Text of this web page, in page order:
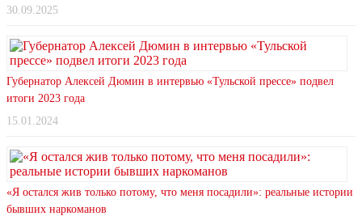
30.09.2025
Губернатор Алексей Дюмин в интервью «Тульской прессе» подвел
итоги 2023 года
15.01.2024
«Я остался жив только потому, что меня посадили»: реальные истории
бывших наркоманов